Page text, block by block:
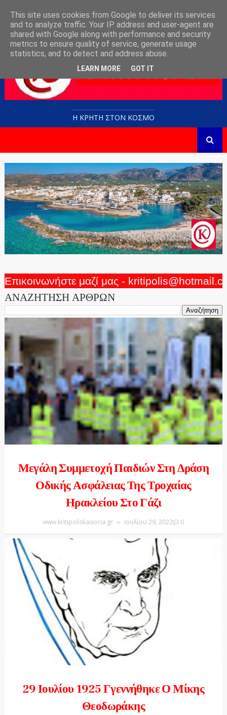
Η ΚΡΗΤΗ ΣΤΟN KOΣΜΟ
Επικοινωνήστε μαζί μας -
ΑΝΑΖΗΤΗΣΗ ΑΡΘΡΩΝ
Μεγάλη Συμμετοχή Παιδιών Στη Δράση
Οδικής Ασφάλειας Της Τροχαίας
Ηρακλείου Στο Γάζι
www.kritipoliskaixoria.gr Ιουλίου 29, 2022 0
29 Ιουλίου 1925 Γγεννήθηκε Ο Μίκης
Θεοδωράκης
This site uses cookies from Google to deliver its services
and to analyze traffic. Your IP address and user-agent are
shared with Google along with performance and security
metrics to ensure quality of service, generate usage
statistics, and to detect and address abuse.
LEARN MORE GOT IT